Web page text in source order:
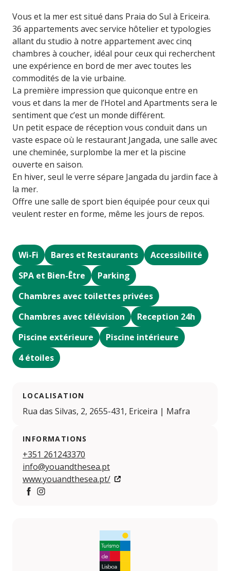
Vous et la mer est situé dans Praia do Sul à Ericeira.
36 appartements avec service hôtelier et typologies
allant du studio à notre appartement avec cinq
chambres à coucher, idéal pour ceux qui recherchent
une expérience en bord de mer avec toutes les
commodités de la vie urbaine.
La première impression que quiconque entre en
vous et dans la mer de l’Hotel and Apartments sera le
sentiment que c’est un monde différent.
Un petit espace de réception vous conduit dans un
vaste espace où le restaurant Jangada, une salle avec
une cheminée, surplombe la mer et la piscine
ouverte en saison.
En hiver, seul le verre sépare Jangada du jardin face à
la mer.
Offre une salle de sport bien équipée pour ceux qui
veulent rester en forme, même les jours de repos.
Wi-Fi Bares et Restaurants
Accessibilité
SPA et Bien-Être
Parking
Chambres avec toilettes privées
Chambres avec télévision
Reception 24h
Piscine extérieure
Piscine intérieure
4 étoiles
LOCALISATION
Rua das Silvas, 2, 2655-431, Ericeira | Mafra
INFORMATIONS
+351 261243370
info@youandthesea.pt
www.youandthesea.pt/